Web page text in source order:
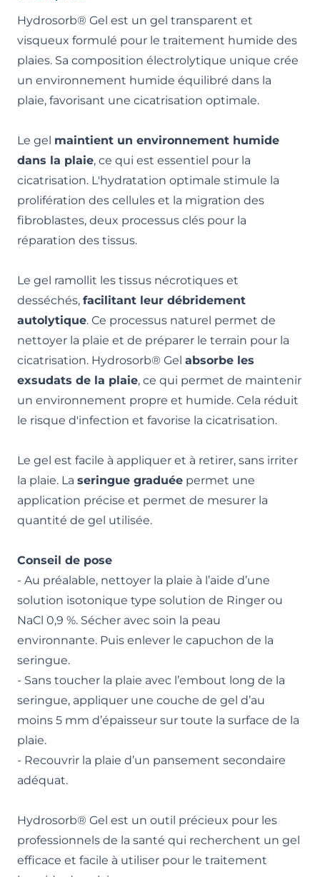
Hydrosorb® Gel est un gel transparent et
visqueux formulé pour le traitement humide des
plaies. Sa composition électrolytique unique crée
un environnement humide équilibré dans la
plaie, favorisant une cicatrisation optimale.
Le gel maintient un environnement humide
dans la plaie, ce qui est essentiel pour la
cicatrisation. L'hydratation optimale stimule la
prolifération des cellules et la migration des
fibroblastes, deux processus clés pour la
réparation des tissus.
Le gel ramollit les tissus nécrotiques et
desséchés, facilitant leur débridement
autolytique. Ce processus naturel permet de
nettoyer la plaie et de préparer le terrain pour la
cicatrisation. Hydrosorb® Gel absorbe les
exsudats de la plaie, ce qui permet de maintenir
un environnement propre et humide. Cela réduit
le risque d'infection et favorise la cicatrisation.
Le gel est facile à appliquer et à retirer, sans irriter
la plaie. La seringue graduée permet une
application précise et permet de mesurer la
quantité de gel utilisée.
Conseil de pose
- Au préalable, nettoyer la plaie à l’aide d’une
solution isotonique type solution de Ringer ou
NaCl 0,9 %. Sécher avec soin la peau
environnante. Puis enlever le capuchon de la
seringue.
- Sans toucher la plaie avec l’embout long de la
seringue, appliquer une couche de gel d’au
moins 5 mm d’épaisseur sur toute la surface de la
plaie.
- Recouvrir la plaie d’un pansement secondaire
adéquat.
Hydrosorb® Gel est un outil précieux pour les
professionnels de la santé qui recherchent un gel
efficace et facile à utiliser pour le traitement